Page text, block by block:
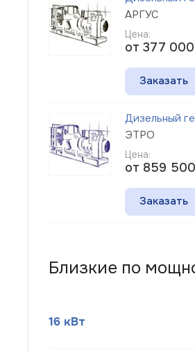
АРГУС
Цена:
от 377 000
Заказать
Дизельный
ЭТРО
Цена:
от 859 500
Заказать
Близкие по
16 кВт